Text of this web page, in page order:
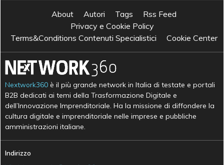
About Autori Tags
Rss Feed
Privacy e Cookie Policy
Terms&Conditions Contenuti Specialistici
Cookie Center
Nextwork360 è il più grande network in Italia di testate e portali
B2B dedicati ai temi della Trasformazione Digitale e
dell’Innovazione Imprenditoriale. Ha la missione di diffondere la
cultura digitale e imprenditoriale nelle imprese e pubbliche
amministrazioni italiane.
Indirizzo